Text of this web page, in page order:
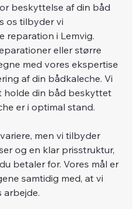
beskyttelse af din båd
os tilbyder vi
reparation i Lemvig.
eller større
med vores ekspertise
af din bådkaleche. Vi
holde din båd beskyttet
er i optimal stand.
men vi tilbyder
og en klar prisstruktur,
betaler for. Vores mål er
samtidig med, at vi
arbejde.